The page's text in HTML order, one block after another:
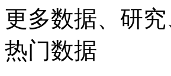
更多数据、研
热门数据